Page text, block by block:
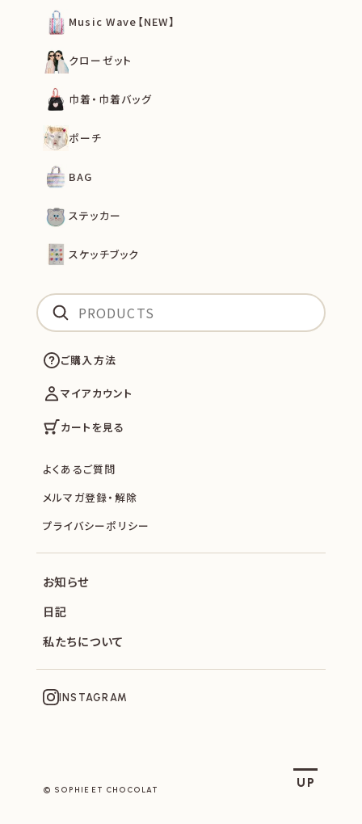
Music Wave【NEW】
クローゼット
巾着・巾着バッグ
ポーチ
BAG
ステッカー
スケッチブック
ご購入方法
マイアカウント
カートを見る
よくあるご質問
メルマガ登録・解除
プライバシーポリシー
お知らせ
日記
私たちについて
INSTAGRAM
© SOPHIE ET CHOCOLAT UP